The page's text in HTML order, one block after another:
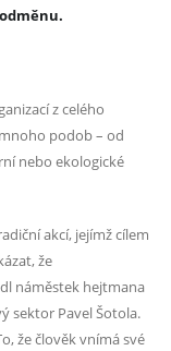
z celého
podob – od
nebo ekologické
akcí, jejímž cílem
že
náměstek hejtmana
sektor Pavel Šotola.
že člověk vnímá své